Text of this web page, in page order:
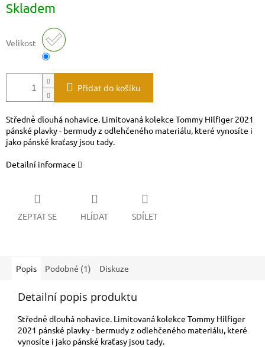
cena:
Skladem
Velikost
Přidat do košíku
Středně dlouhá nohavice. Limitovaná kolekce Tommy Hilfiger 2021
pánské plavky - bermudy z odlehčeného materiálu, které vynosíte i
jako pánské kraťasy jsou tady.
Detailní informace
ZEPTAT SE HLÍDAT SDÍLET
Popis Podobné (1) Diskuze
Detailní popis produktu
Středně dlouhá nohavice. Limitovaná kolekce Tommy Hilfiger
2021 pánské plavky - bermudy z odlehčeného materiálu, které
vynosíte i jako pánské kraťasy jsou tady.